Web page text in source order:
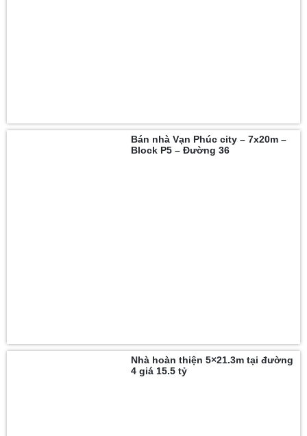
Bán nhà Vạn Phúc city – 7x20m –
Block P5 – Đường 36
Nhà hoàn thiện 5×21.3m tại đường
4 giá 15.5 tỷ